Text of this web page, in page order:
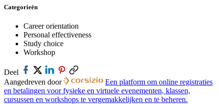
Categorieën
Career orientation
Personal effectiveness
Study choice
Workshop
Deel
Aangedreven door
Een platform om online registraties
en betalingen voor fysieke en virtuele evenementen, klassen,
cursussen en workshops te vergemakkelijken en te beheren.